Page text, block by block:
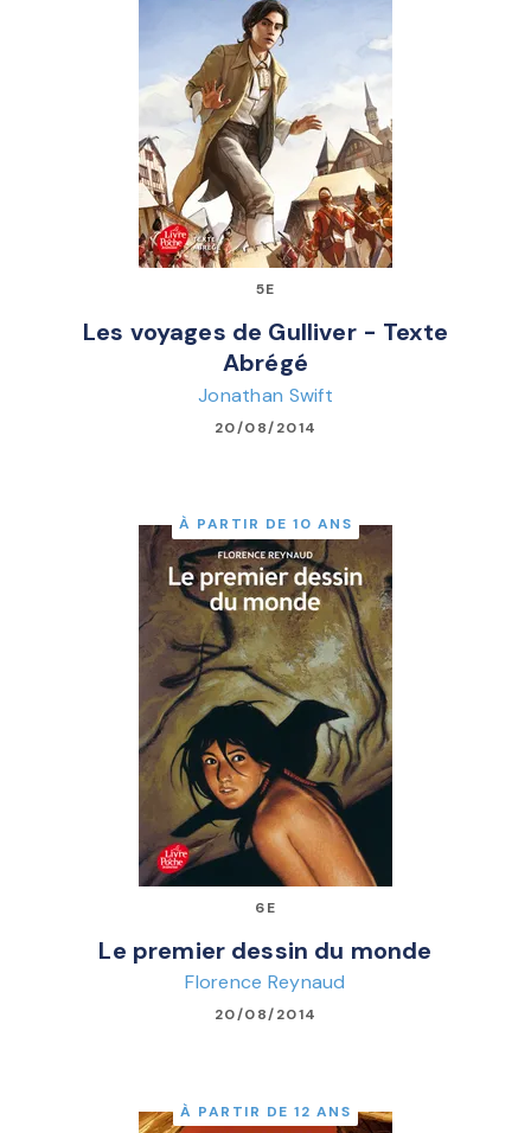
5E
Les voyages de Gulliver - Texte
Abrégé
Jonathan Swift
20/08/2014
À PARTIR DE 10 ANS
6E
Le premier dessin du monde
Florence Reynaud
20/08/2014
À PARTIR DE 12 ANS